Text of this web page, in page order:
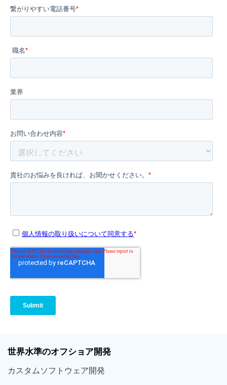
世界水準のオフショア開発
カスタムソフトウェア開発